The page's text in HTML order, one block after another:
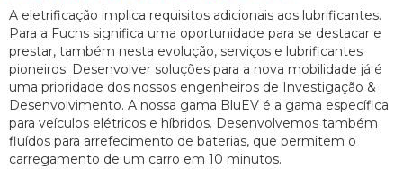
A eletrificação implica requisitos adicionais aos lubrificantes.
Para a Fuchs significa uma oportunidade para se destacar e
prestar, também nesta evolução, serviços e lubrificantes
pioneiros. Desenvolver soluções para a nova mobilidade já é
uma prioridade dos nossos engenheiros de Investigação &
Desenvolvimento. A nossa gama BluEV é a gama específica
para veículos elétricos e híbridos. Desenvolvemos também
fluídos para arrefecimento de baterias, que permitem o
carregamento de um carro em 10 minutos.